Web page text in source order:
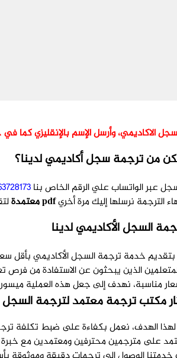
الاكاديمي، وأرسل الإسم بالإنقليزي كما
من ترجمة سجل أكاديمي لدينا؟
عبر الواتساب علي الرقم الخاص بنا
الترجمة نرسلها إليك مرة أخريpdf معتمدة
السجل الأكاديمي لدينا
خدمة ترجمة السجل الأكاديمي بأقل سعر
الذين يبحثون عن الاستفادة من
مناسبة، نهدف إلى جعل هذه العملية
مكتب ترجمة معتمد لترجمة
الهدف، نعمل بكفاءة على ضبط تكلفة
على مترجمين محترفين ومعتمدين مع خبرة